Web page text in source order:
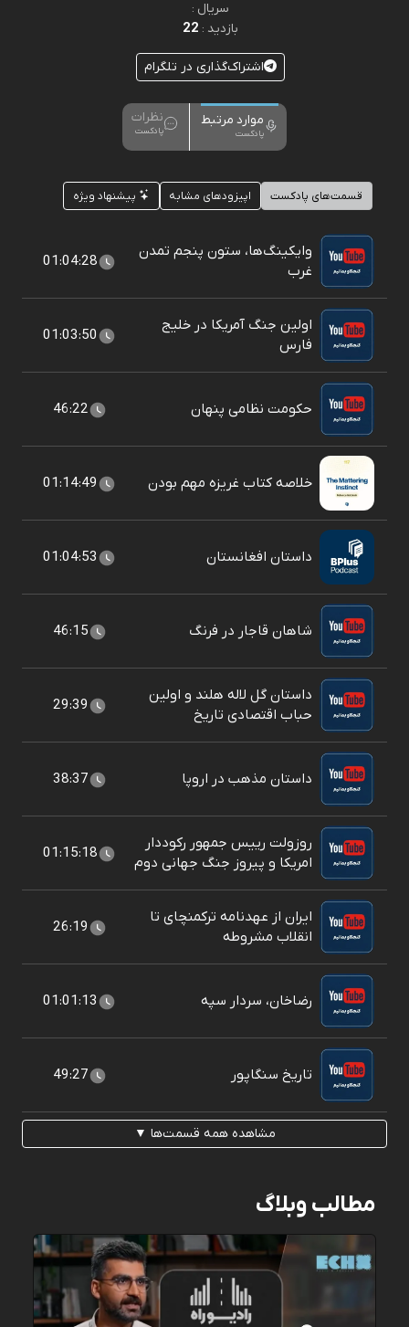
سریال :
بازدید : 22
اشتراک‌گذاری در تلگرام
موارد مرتبط
پادکست
نظرات
پادکست
قسمت‌های پادکست اپیزودهای مشابه پیشنهاد ویژه
وایکینگ‌ها، ستون پنجم تمدن
غرب
01:04:28
اولین جنگ آمریکا در خلیج
فارس
01:03:50
حکومت نظامی پنهان 46:22
خلاصه کتاب غریزه مهم بودن 01:14:49
داستان افغانستان 01:04:53
شاهان قاجار در فرنگ 46:15
داستان گل لاله هلند و اولین
حباب اقتصادی تاریخ
29:39
داستان مذهب در اروپا 38:37
روزولت رییس جمهور رکوددار
امریکا و پیروز جنگ جهانی دوم
01:15:18
ایران از عهدنامه ترکمنچای تا
انقلاب مشروطه
26:19
رضاخان، سردار سپه 01:01:13
تاریخ سنگاپور 49:27
مشاهده همه قسمت‌ها ▼
مطالب وبلاگ